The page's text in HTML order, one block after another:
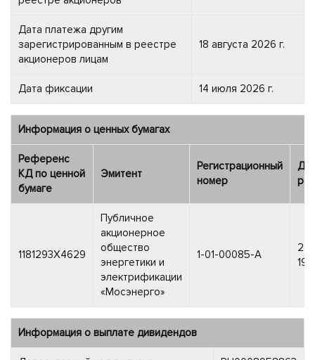
Дата платежа другим
зарегистрированным в реестре
акционеров лицам
18 августа 2026 г.
Дата фиксации 14 июля 2026 г.
Информация о ценных бумагах
Референс
КД по ценной
бумаге
Эмитент
Регистрационный
номер
1181293X4629
Публичное
акционерное
общество
энергетики и
электрификации
«Мосэнерго»
1-01-00085-A
27
Информация о выплате дивидендов